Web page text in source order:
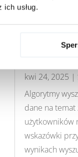
usług.
Rola
kwi 24, 2025 |
Algorytmy
dane na temat
użytkowników
wskazówki
wynikach